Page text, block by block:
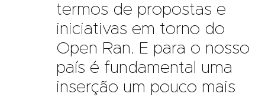
termos de propostas e
iniciativas em torno do
Open Ran. E para o nosso
país é fundamental uma
inserção um pouco mais